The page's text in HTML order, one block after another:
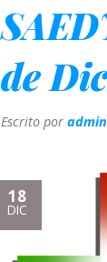
de
Escrito por admin
18
DIC